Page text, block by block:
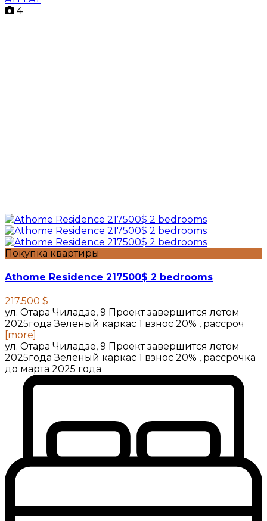
4
Покупка квартиры
Athome Residence 217500$ 2 bedrooms
217.500 $
ул. Отара Чиладзе, 9 Проект завершится летом
2025года Зелёный каркас 1 взнос 20% , рассроч
[more]
ул. Отара Чиладзе, 9 Проект завершится летом
2025года Зелёный каркас 1 взнос 20% , рассрочка
до марта 2025 года